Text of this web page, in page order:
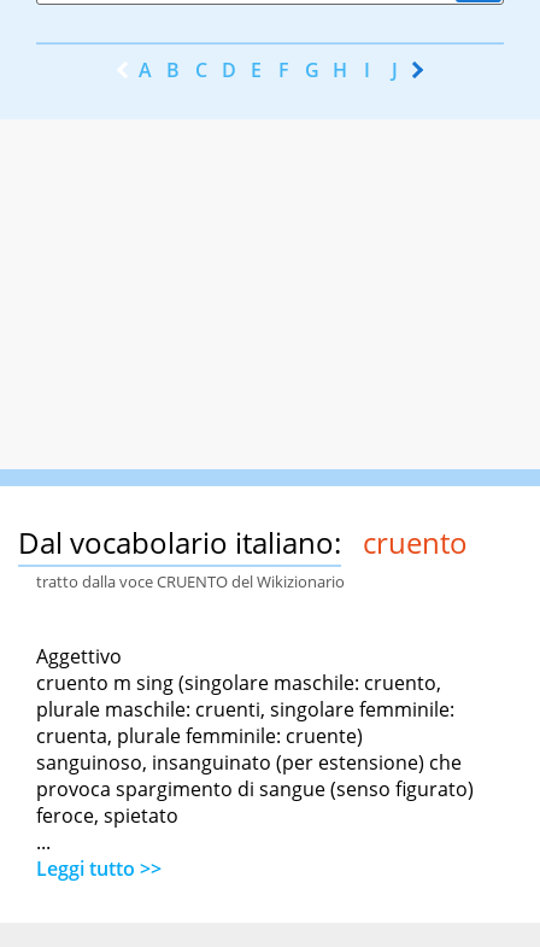
A B C D E F G H I J K
Dal vocabolario italiano: cruento
tratto dalla voce CRUENTO del Wikizionario
Aggettivo
cruento m sing (singolare maschile: cruento,
plurale maschile: cruenti, singolare femminile:
cruenta, plurale femminile: cruente)
sanguinoso, insanguinato (per estensione) che
provoca spargimento di sangue (senso figurato)
feroce, spietato
...
Leggi tutto >>